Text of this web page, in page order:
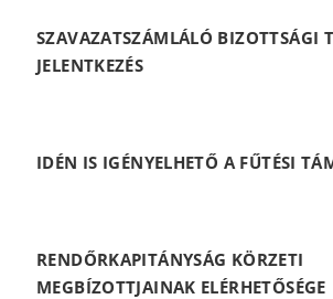
SZAVAZATSZÁMLÁLÓ BIZOTTSÁGI
JELENTKEZÉS
IDÉN IS IGÉNYELHETŐ A FŰTÉSI
RENDŐRKAPITÁNYSÁG KÖRZETI
MEGBÍZOTTJAINAK ELÉRHETŐSÉGE